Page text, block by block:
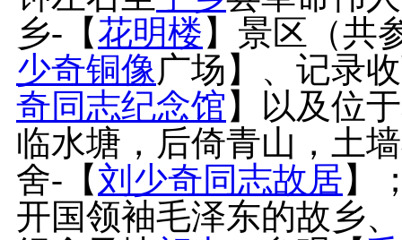
乡-【花明楼 】景区（共
少奇铜像广场】、记录
奇同志纪念馆 】以及位
临水塘，后倚青山，土
舍-【刘少奇同志故居】
开国领袖毛泽东的故乡